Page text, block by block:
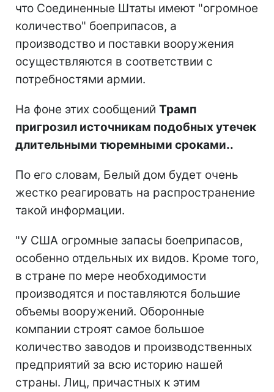
что Соединенные Штаты имеют "огромное
количество" боеприпасов, а
производство и поставки вооружения
осуществляются в соответствии с
потребностями армии.
На фоне этих сообщений Трамп
пригрозил источникам подобных утечек
длительными тюремными сроками..
По его словам, Белый дом будет очень
жестко реагировать на распространение
такой информации.
"У США огромные запасы боеприпасов,
особенно отдельных их видов. Кроме того,
в стране по мере необходимости
производятся и поставляются большие
объемы вооружений. Оборонные
компании строят самое большое
количество заводов и производственных
предприятий за всю историю нашей
страны. Лиц, причастных к этим